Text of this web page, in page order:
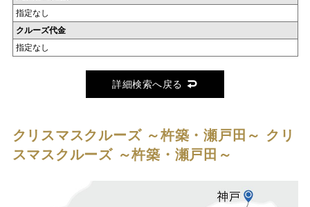
指定なし
クルーズ代金
指定なし
詳細検索へ戻る
クリスマスクルーズ ～杵築・瀬戸田～ クリ
スマスクルーズ ～杵築・瀬戸田～